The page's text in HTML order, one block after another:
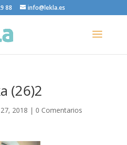
88 info@lekla.es
(26)2
2018 | 0 Comentarios